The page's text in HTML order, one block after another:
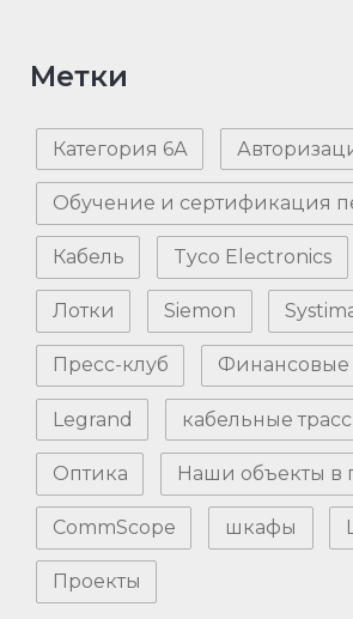
Метки
Категория 6А
Обучение и сертификация
Кабель Tyco Electronics
Лотки Siemon
Пресс-клуб Финансовые
Legrand кабельные
Оптика Наши объекты в
CommScope шкафы
Проекты